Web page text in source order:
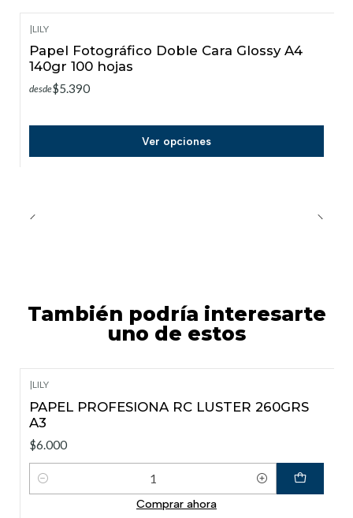
|LILY
Papel Fotográfico Doble Cara Glossy A4
140gr 100 hojas
desde$5.390
Ver opciones
También podría interesarte
uno de estos
|LILY
PAPEL PROFESIONA RC LUSTER 260GRS
A3
$6.000
Cantidad
Comprar ahora